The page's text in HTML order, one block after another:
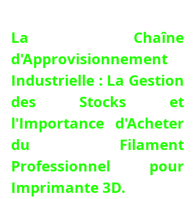
La Chaîne
d'Approvisionnement
Industrielle : La Gestion
des Stocks et
l'Importance d'Acheter
du Filament
Professionnel pour
Imprimante 3D.